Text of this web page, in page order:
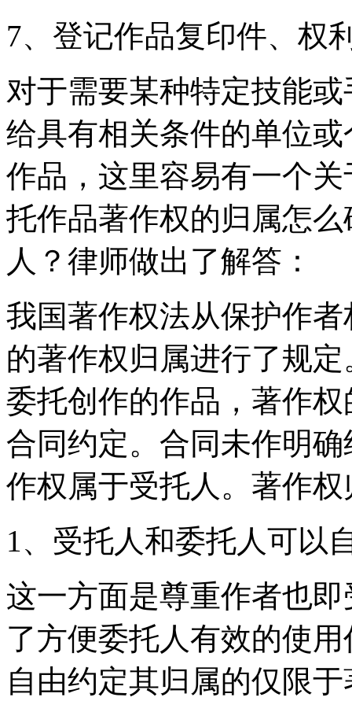
7、登记作品复印件、权
对于需要某种特定技能
给具有相关条件的单位
作品，这里容易有一个
托作品著作权的归属怎
人？律师做出了解答：
我国著作权法从保护作
的著作权归属进行了规
委托创作的作品，著作
合同约定。合同未作明
作权属于受托人。著作
1、受托人和委托人可以
这一方面是尊重作者也
了方便委托人有效的使
自由约定其归属的仅限